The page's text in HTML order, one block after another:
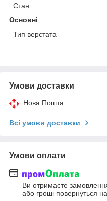
Стан
Основні
Тип верстата
Умови доставки
Нова Пошта
Всі умови доставки
Умови оплати
Ви отримаєте
або гроші повернуться